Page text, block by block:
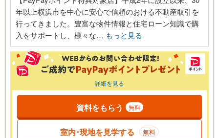
年以上横浜市を中心に安心で信頼のおける不動産取引を
行ってきました。豊富な物件情報と住宅ローン知識で購
入をサポートし、様々な… もっと見る
詳細を見る
資料をもらう 無料
室内･現地を見学する 無料